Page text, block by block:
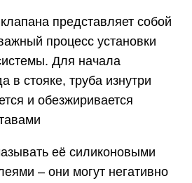
представляет собой
процесс установки
Для начала
в стояке, труба изнутри
и обезжиривается
её силиконовыми
– они могут негативно